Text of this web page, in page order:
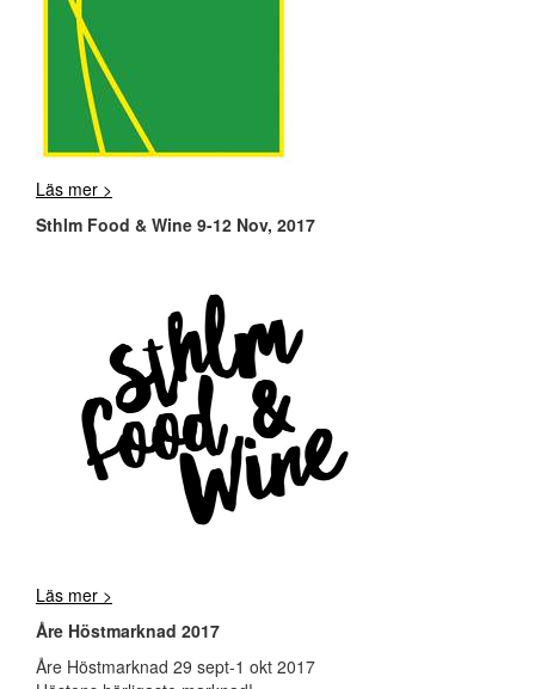
Läs mer >
Sthlm Food & Wine 9-12 Nov, 2017
Läs mer >
Åre Höstmarknad 2017
Åre Höstmarknad 29 sept-1 okt 2017